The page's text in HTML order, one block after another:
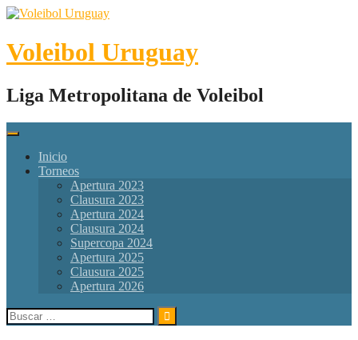
Skip
content
Voleibol Uruguay
Liga Metropolitana de Voleibol
Inicio
Torneos
Apertura 2023
Clausura 2023
Apertura 2024
Clausura 2024
Supercopa 2024
Apertura 2025
Clausura 2025
Apertura 2026
Buscar: